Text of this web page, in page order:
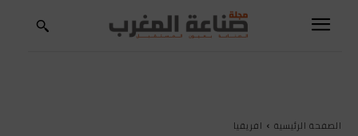
الصفحة الرئيسية افريقيا